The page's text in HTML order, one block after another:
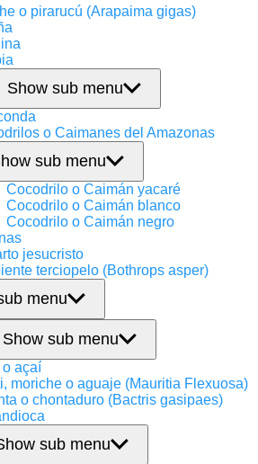
o pirarucú (Arapaima gigas)
Show sub menu
o Caimanes del Amazonas
sub menu
Cocodrilo o Caimán yacaré
Cocodrilo o Caimán blanco
Cocodrilo o Caimán negro
jesucristo
terciopelo (Bothrops asper)
menu
Show sub menu
açaí
moriche o aguaje (Mauritia Flexuosa)
o chontaduro (Bactris gasipaes)
sub menu